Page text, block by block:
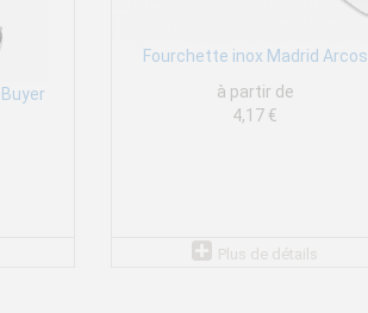
Fourchette inox Madrid Arcos
à partir de
4,17 €
Plus de détails